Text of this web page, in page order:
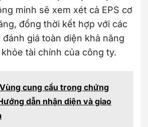
minh sẽ xem xét cả EPS cơ
đồng thời kết hợp với các
giá toàn diện khả năng
tài chính của công ty.
Vùng cung cầu trong chứng
dẫn nhận diện và giao